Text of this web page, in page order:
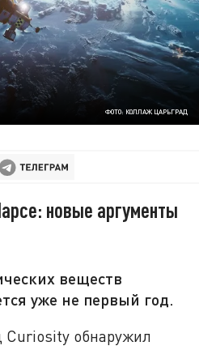
ФОТО: КОЛЛАЖ ЦАРЬГРАД
новые аргументы
веществ
уже не первый год.
Curiosity обнаружил